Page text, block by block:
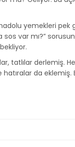
yemekleri pek
sos var mı?”
tatlılar derlemiş.
da